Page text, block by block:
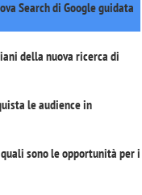
Search di Google guidata
della nuova ricerca di
le audience in
sono le opportunità per i